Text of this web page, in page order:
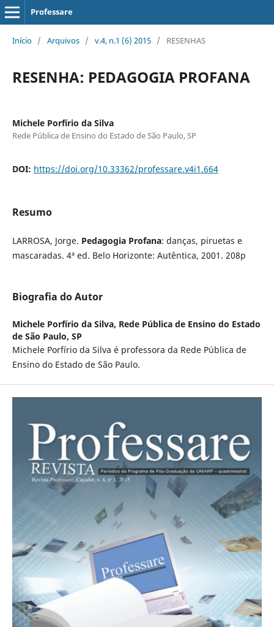
Professare
Início / Arquivos / v.4, n.1 (6) 2015 / RESENHAS
RESENHA: PEDAGOGIA PROFANA
Michele Porfírio da Silva
Rede Pública de Ensino do Estado de São Paulo, SP
DOI: https://doi.org/10.33362/professare.v4i1.664
Resumo
LARROSA, Jorge. Pedagogia Profana: danças, piruetas e
mascaradas. 4ª ed. Belo Horizonte: Autêntica, 2001. 208p
Biografia do Autor
Michele Porfírio da Silva, Rede Pública de Ensino do Estado
de São Paulo, SP
Michele Porfírio da Silva é professora da Rede Pública de
Ensino do Estado de São Paulo.